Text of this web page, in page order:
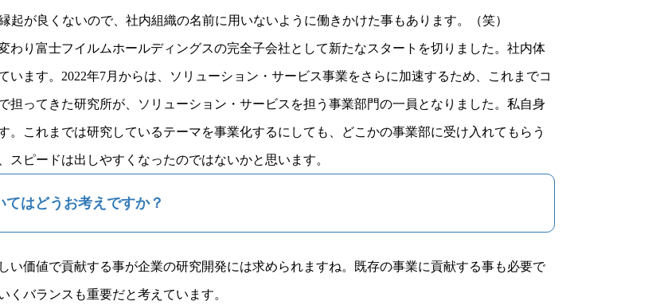
が良くないので、社内組織の名前に用いないように働きかけた事もあります。（笑）
わり富士フイルムホールディングスの完全子会社として新たなスタートを切りました。社内体
ます。2022年7月からは、ソリューション・サービス事業をさらに加速するため、これまでコ
担ってきた研究所が、ソリューション・サービスを担う事業部門の一員となりました。私自身
。これまでは研究しているテーマを事業化するにしても、どこかの事業部に受け入れてもらう
ピードは出しやすくなったのではないかと思います。
はどうお考えですか？
い価値で貢献する事が企業の研究開発には求められますね。既存の事業に貢献する事も必要で
バランスも重要だと考えています。